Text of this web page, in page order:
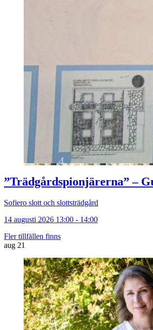
”Trädgårdspionjärerna” –
Sofiero slott och slottsträdgård
14 augusti 2026 13:00 - 14:00
Fler tillfällen finns
aug 21